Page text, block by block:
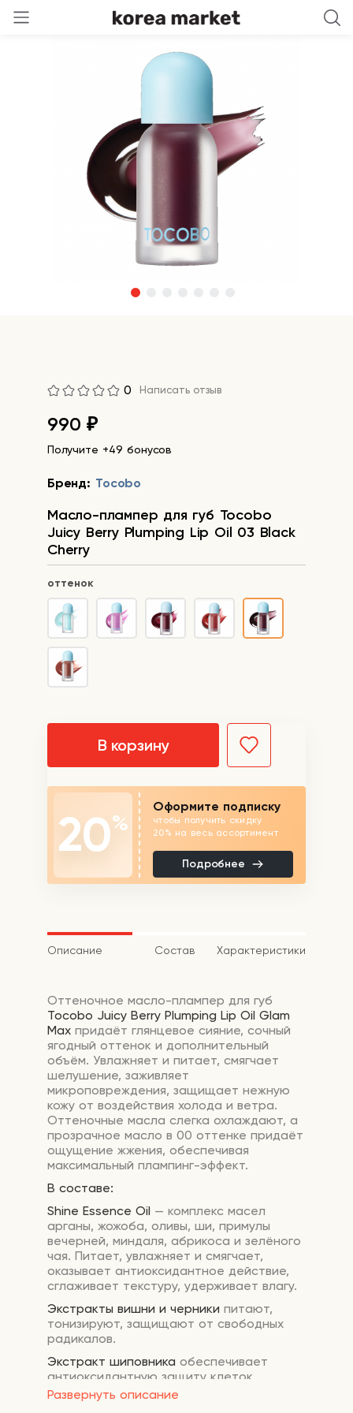
0 Написать отзыв
990₽
Получите +49 бонусов
Бренд: Tocobo
Масло-плампер для губ Tocobo
Juicy Berry Plumping Lip Oil 03 Black
Cherry
оттенок
В корзину
20%
Оформите подписку
чтобы получить скидку
20% на весь ассортимент
Подробнее
Описание Состав Характеристики
Развернуть описание
Оттеночное масло-плампер для губ
Tocobo Juicy Berry Plumping Lip Oil Glam
Max придаёт глянцевое сияние, сочный
ягодный оттенок и дополнительный
объём. Увлажняет и питает, смягчает
шелушение, заживляет
микроповреждения, защищает нежную
кожу от воздействия холода и ветра.
Оттеночные масла слегка охлаждают, а
прозрачное масло в 00 оттенке придаёт
ощущение жжения, обеспечивая
максимальный плампинг-эффект.
В составе:
Shine Essence Oil — комплекс масел
арганы, жожоба, оливы, ши, примулы
вечерней, миндаля, абрикоса и зелёного
чая. Питает, увлажняет и смягчает,
оказывает антиоксидантное действие,
сглаживает текстуру, удерживает влагу.
Экстракты вишни и черники питают,
тонизируют, защищают от свободных
радикалов.
Экстракт шиповника обеспечивает
антиоксидантную защиту клеток,
способствует мягкому отшелушиванию,
делая кожу губ гладкой.